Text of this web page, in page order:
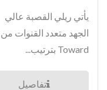
يأتي ريلي القصبة عالي
الجهد متعدد القنوات من
Toward بترتيب...
تفاصيل